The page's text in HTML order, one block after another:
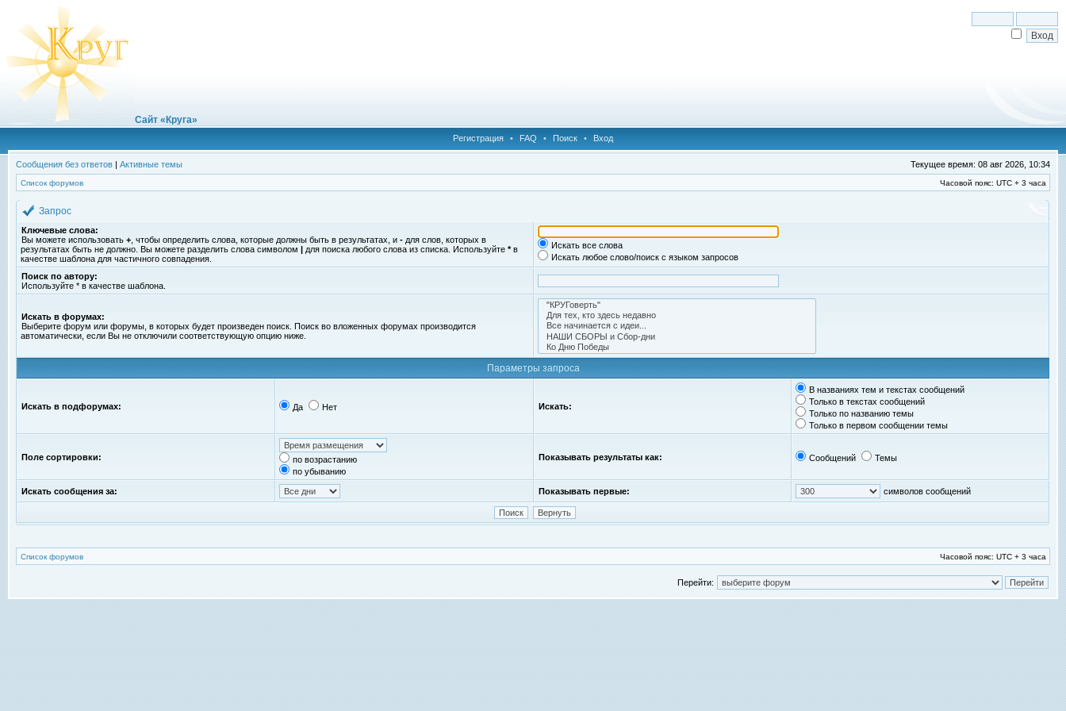
Сайт «Круга»
Регистрация • FAQ • Поиск • Вход
Сообщения без ответов | Активные темы Текущее время: 08 авг 2026, 10:34
Список форумов Часовой пояс: UTC + 3 часа
Запрос
Ключевые слова:
Вы можете использовать + , чтобы определить слова, которые должны быть в результатах, и - для слов, которых в
результатах быть не должно. Вы можете разделить слова символом | для поиска любого слова из списка. Используйте *в
качестве шаблона для частичного совпадения.
Искать все слова
Искать любое слово/поиск с языком запросов
Поиск по автору:
Используйте * в качестве шаблона.
Искать в форумах:
Выберите форум или форумы, в которых будет произведен поиск. Поиск во вложенных форумах производится
автоматически, если Вы не отключили соответствующую опцию ниже.
Параметры запроса
Искать в подфорумах: Да Нет Искать:
В названиях тем и текстах сообщений
Только в текстах сообщений
Только по названию темы
Только в первом сообщении темы
Поле сортировки:
по возрастанию
по убыванию
Показывать результаты как: Сообщений Темы
Искать сообщения за: Показывать первые: символов сообщений
Список форумов Часовой пояс: UTC + 3 часа
Перейти: